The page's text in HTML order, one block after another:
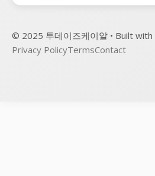
© 2025 투데이즈케이알 • Built with
Privacy PolicyTermsContact